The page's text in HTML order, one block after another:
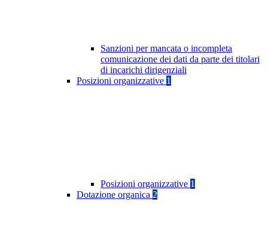
Sanzioni per mancata o incompleta
comunicazione dei dati da parte dei titolari
di incarichi dirigenziali
Posizioni organizzative 1
Posizioni organizzative 1
Dotazione organica 2